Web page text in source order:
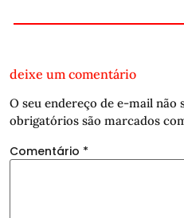
deixe um comentário
O seu endereço de e-mail não
obrigatórios são marcados
Comentário *